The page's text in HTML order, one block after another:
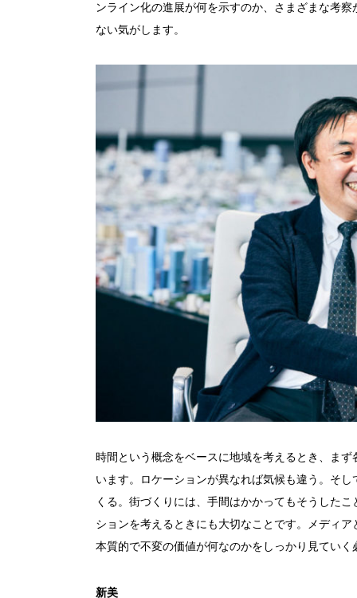
ンライン化の進展が何を示すのか、さまざまな考
ない気がします。
時間という概念をベースに地域を考えるとき、ま
います。ロケーションが異なれば気候も違う。そ
くる。街づくりには、手間はかかってもそうした
ションを考えるときにも大切なことです。メディ
本質的で不変の価値が何なのかをしっかり見てい
新美